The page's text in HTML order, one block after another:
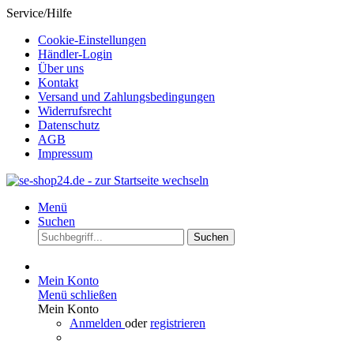
Service/Hilfe
Cookie-Einstellungen
Händler-Login
Über uns
Kontakt
Versand und Zahlungsbedingungen
Widerrufsrecht
Datenschutz
AGB
Impressum
Menü
Suchen
Suchen
Mein Konto
Menü schließen
Mein Konto
Anmelden oderregistrieren